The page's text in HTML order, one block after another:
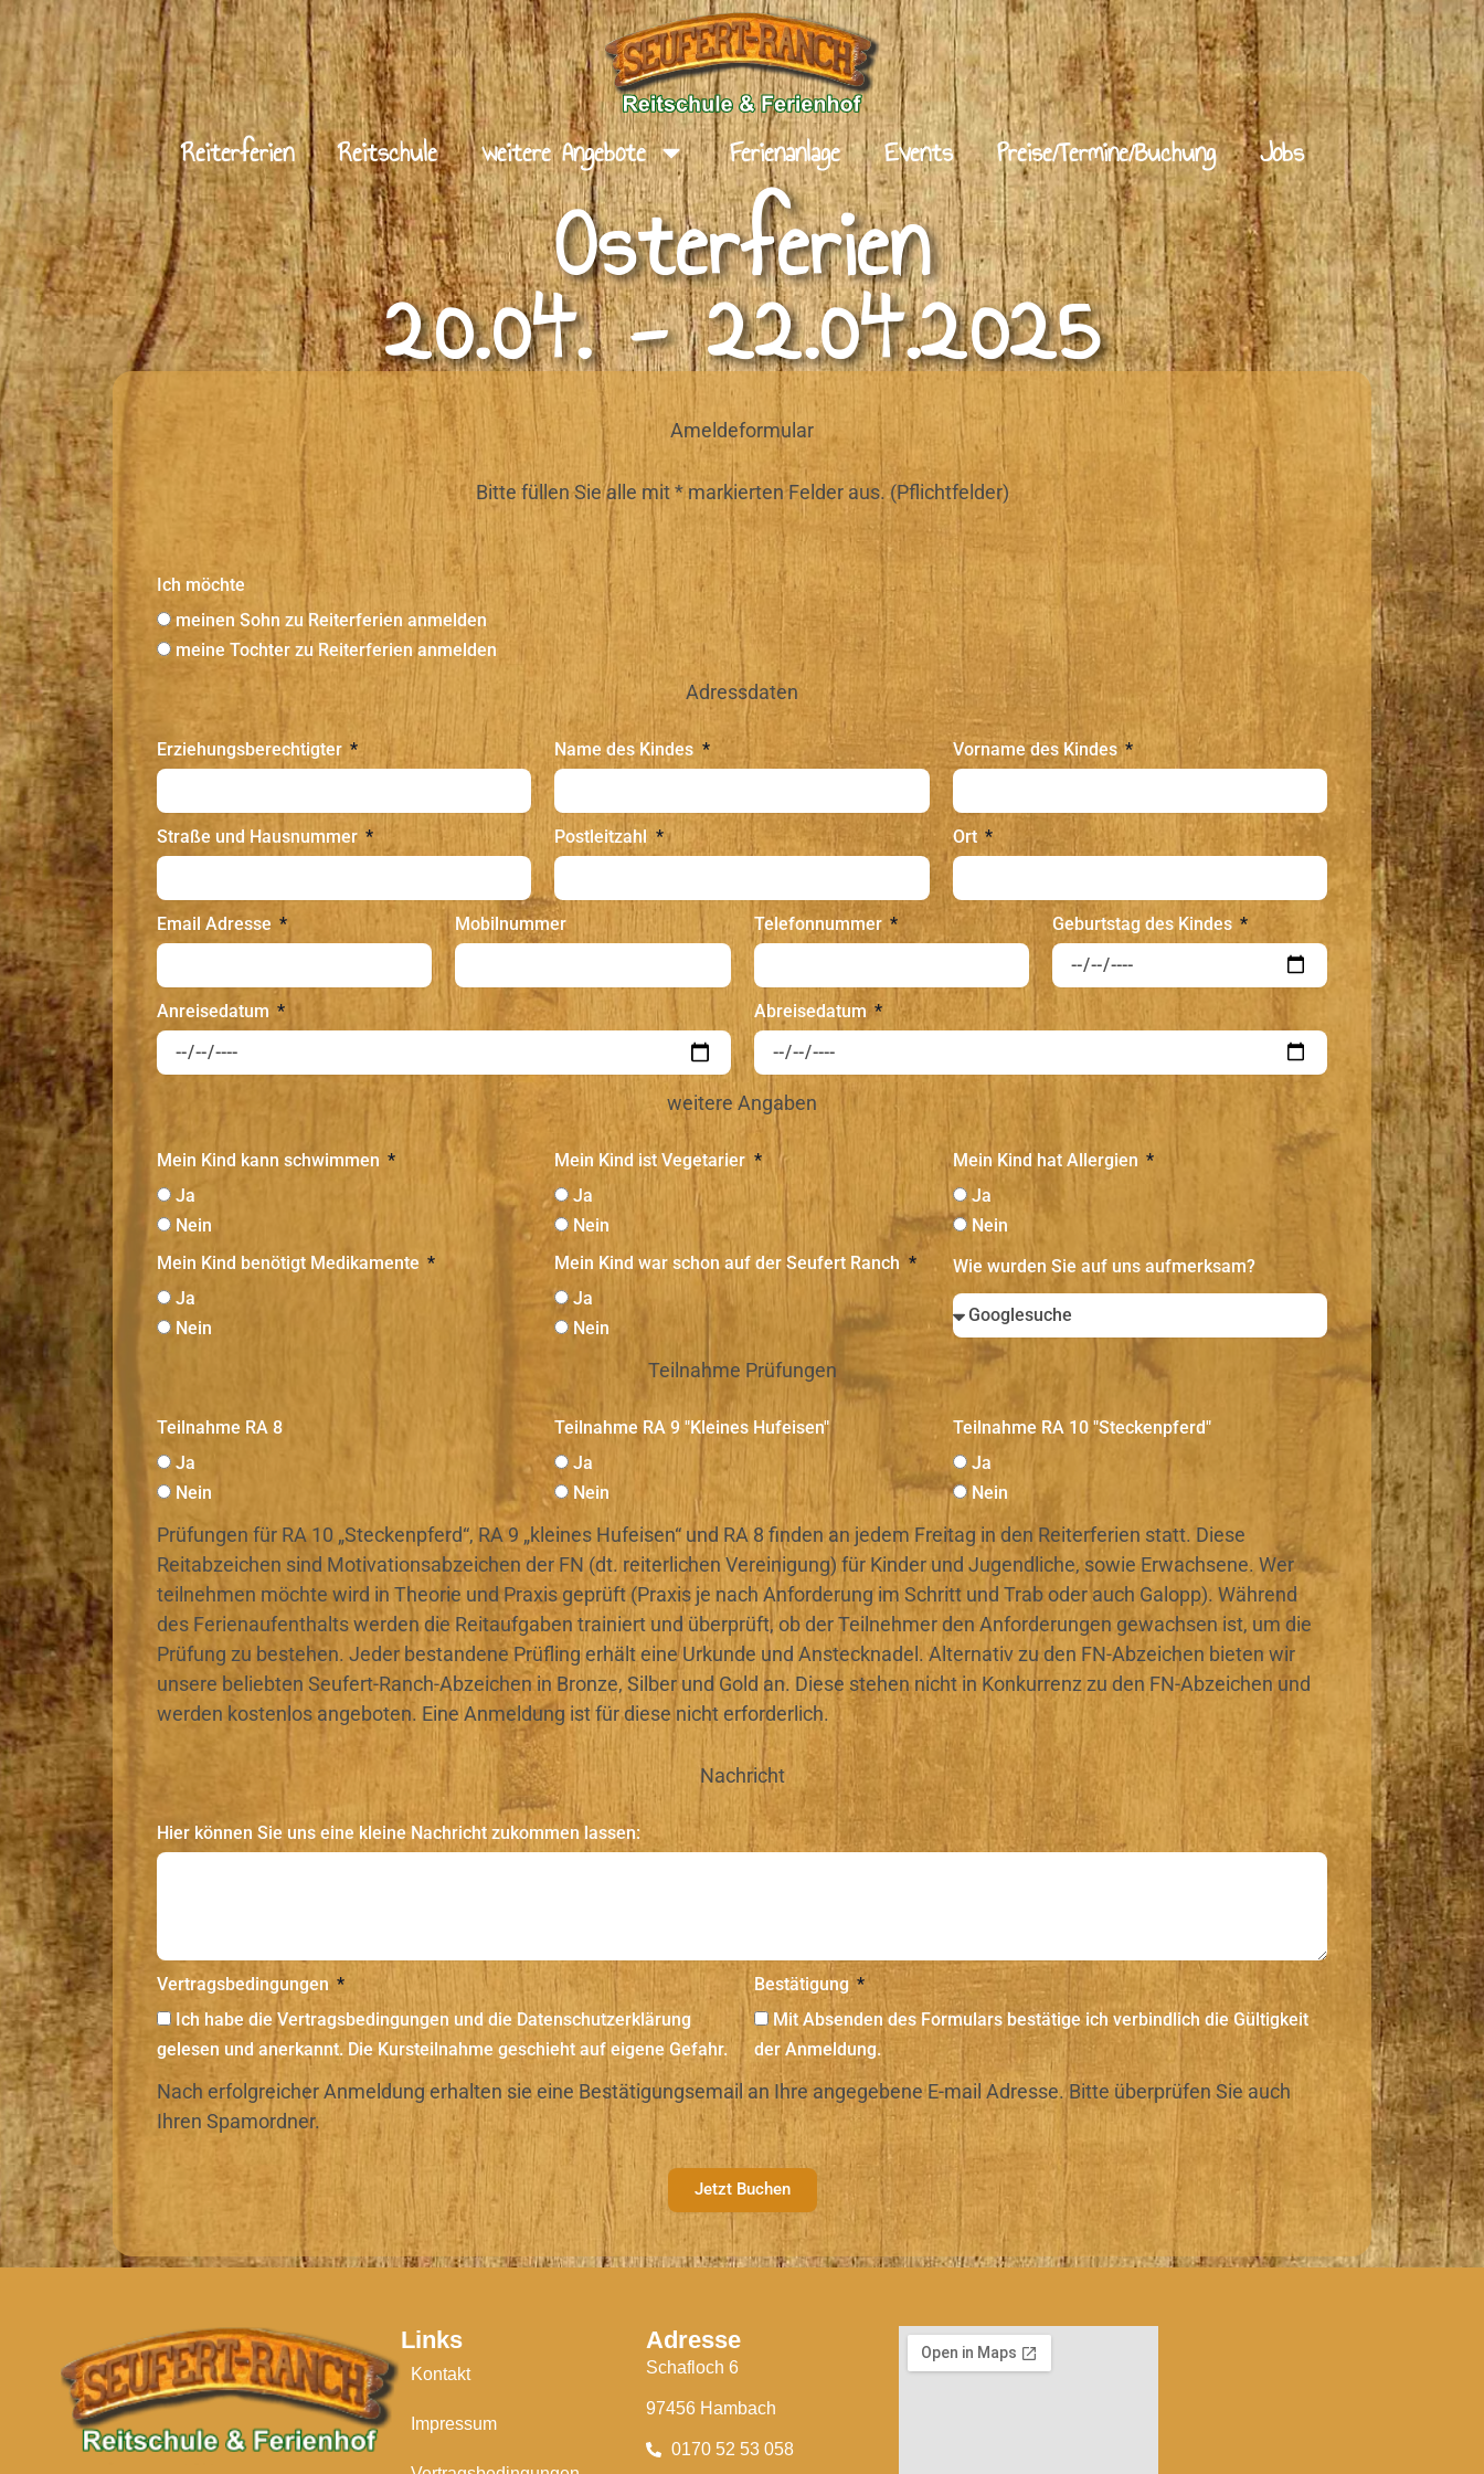
Zum
Inhalt
springen
Reiterferien Reitschule weitere Angebote Ferienanlage Events Preise/Termine/Buchung Jobs
Osterferien
20.04. - 22.04.2025
Ameldeformular
Bitte füllen Sie alle mit * markierten Felder aus. (Pflichtfelder)
Ich möchte
meinen Sohn zu Reiterferien anmelden
meine Tochter zu Reiterferien anmelden
Adressdaten
Erziehungsberechtigter Name des Kindes Vorname des Kindes
Straße und Hausnummer Postleitzahl Ort
Email Adresse Mobilnummer Telefonnummer Geburtstag des Kindes
Anreisedatum Abreisedatum
weitere Angaben
Mein Kind kann schwimmen
Ja
Nein
Mein Kind ist Vegetarier
Ja
Nein
Mein Kind hat Allergien
Ja
Nein
Mein Kind benötigt Medikamente
Ja
Nein
Mein Kind war schon auf der Seufert Ranch
Ja
Nein
Wie wurden Sie auf uns aufmerksam?
Teilnahme Prüfungen
Teilnahme RA 8
Ja
Nein
Teilnahme RA 9 "Kleines Hufeisen"
Ja
Nein
Teilnahme RA 10 "Steckenpferd"
Ja
Nein
Prüfungen für RA 10 „Steckenpferd“, RA 9 „kleines Hufeisen“ und RA 8 finden an jedem Freitag in den Reiterferien statt. Diese
Reitabzeichen sind Motivationsabzeichen der FN (dt. reiterlichen Vereinigung) für Kinder und Jugendliche, sowie Erwachsene. Wer
teilnehmen möchte wird in Theorie und Praxis geprüft (Praxis je nach Anforderung im Schritt und Trab oder auch Galopp). Während
des Ferienaufenthalts werden die Reitaufgaben trainiert und überprüft, ob der Teilnehmer den Anforderungen gewachsen ist, um die
Prüfung zu bestehen. Jeder bestandene Prüfling erhält eine Urkunde und Anstecknadel. Alternativ zu den FN-Abzeichen bieten wir
unsere beliebten Seufert-Ranch-Abzeichen in Bronze, Silber und Gold an. Diese stehen nicht in Konkurrenz zu den FN-Abzeichen und
werden kostenlos angeboten. Eine Anmeldung ist für diese nicht erforderlich.
Nachricht
Hier können Sie uns eine kleine Nachricht zukommen lassen:
Vertragsbedingungen
Ich habe die Vertragsbedingungen und die Datenschutzerklärung
gelesen und anerkannt. Die Kursteilnahme geschieht auf eigene Gefahr.
Bestätigung
Mit Absenden des Formulars bestätige ich verbindlich die Gültigkeit
der Anmeldung.
Nach erfolgreicher Anmeldung erhalten sie eine Bestätigungsemail an Ihre angegebene E-mail Adresse. Bitte überprüfen Sie auch
Ihren Spamordner.
Jetzt Buchen
Links
Kontakt
Impressum
Adresse
Schafloch 6
97456 Hambach
0170 52 53 058